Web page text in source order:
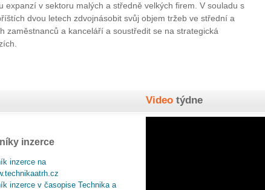
expanzí v sektoru malých a středně velkých firem. V souladu s
dvou letech zdvojnásobit svůj objem tržeb ve střední a
zaměstnanců a kanceláří a soustředit se na strategická
inzerce
inzerce na
inzerce v časopise Technika a
Video týdne